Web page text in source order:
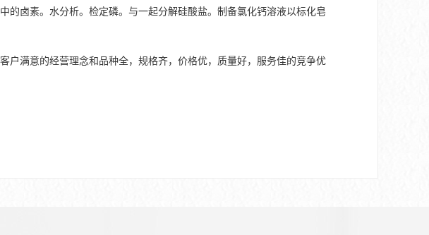
的卤素。水分析。检定磷。与一起分解硅酸盐。制备氯化钙溶液以标化皂
户满意的经营理念和品种全，规格齐，价格优，质量好，服务佳的竞争优